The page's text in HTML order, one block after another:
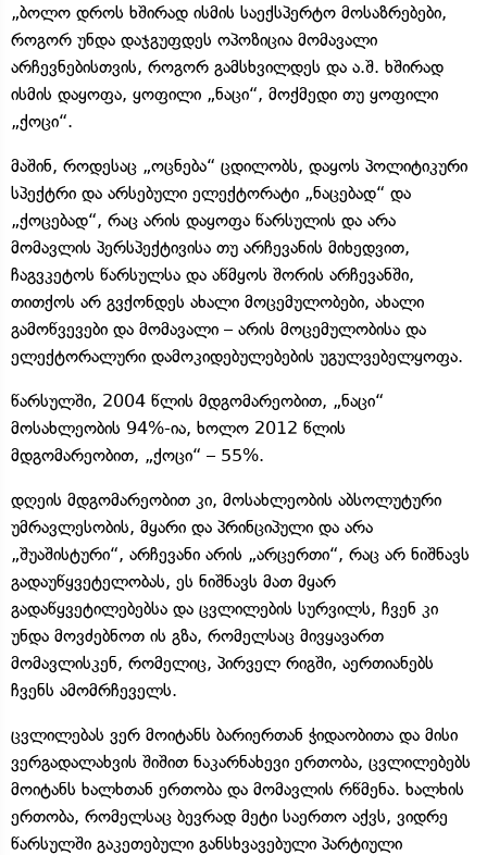
„ბოლო დროს ხშირად ისმის საექსპერტო მოსაზრებები,
როგორ უნდა დაჯგუფდეს ოპოზიცია მომავალი
არჩევნებისთვის, როგორ გამსხვილდეს და ა.შ. ხშირად
ისმის დაყოფა, ყოფილი „ნაცი“, მოქმედი თუ ყოფილი
„ქოცი“.
მაშინ, როდესაც „ოცნება“ ცდილობს, დაყოს პოლიტიკური
სპექტრი და არსებული ელექტორატი „ნაცებად“ და
„ქოცებად“, რაც არის დაყოფა წარსულის და არა
მომავლის პერსპექტივისა თუ არჩევანის მიხედვით,
ჩაგვკეტოს წარსულსა და აწმყოს შორის არჩევანში,
თითქოს არ გვქონდეს ახალი მოცემულობები, ახალი
გამოწვევები და მომავალი – არის მოცემულობისა და
ელექტორალური დამოკიდებულებების უგულვებელყოფა.
წარსულში, 2004 წლის მდგომარეობით, „ნაცი“
მოსახლეობის 94%-ია, ხოლო 2012 წლის
მდგომარეობით, „ქოცი“ – 55%.
დღეის მდგომარეობით კი, მოსახლეობის აბსოლუტური
უმრავლესობის, მყარი და პრინციპული და არა
„შუაშისტური“, არჩევანი არის „არცერთი“, რაც არ ნიშნავს
გადაუწყვეტელობას, ეს ნიშნავს მათ მყარ
გადაწყვეტილებებსა და ცვლილების სურვილს, ჩვენ კი
უნდა მოვძებნოთ ის გზა, რომელსაც მივყავართ
მომავლისკენ, რომელიც, პირველ რიგში, აერთიანებს
ჩვენს ამომრჩეველს.
ცვლილებას ვერ მოიტანს ბარიერთან ჭიდაობითა და მისი
ვერგადალახვის შიშით ნაკარნახევი ერთობა, ცვლილებებს
მოიტანს ხალხთან ერთობა და მომავლის რწმენა. ხალხის
ერთობა, რომელსაც ბევრად მეტი საერთო აქვს, ვიდრე
წარსულში გაკეთებული განსხვავებული პარტიული